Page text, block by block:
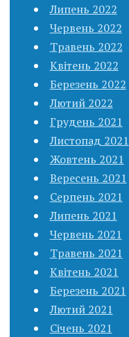
Липень 2022
Червень 2022
Травень 2022
Квітень 2022
Березень 2022
Лютий 2022
Грудень 2021
Листопад 2021
Жовтень 2021
Вересень 2021
Серпень 2021
Липень 2021
Червень 2021
Травень 2021
Квітень 2021
Березень 2021
Лютий 2021
Січень 2021